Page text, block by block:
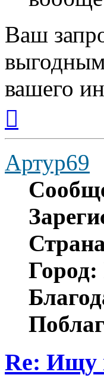
Ваш
вашего
началу
Артур69
Город:
Re: Ищу